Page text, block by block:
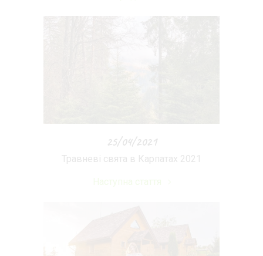
25/04/2021
Травневі свята в Карпатах 2021